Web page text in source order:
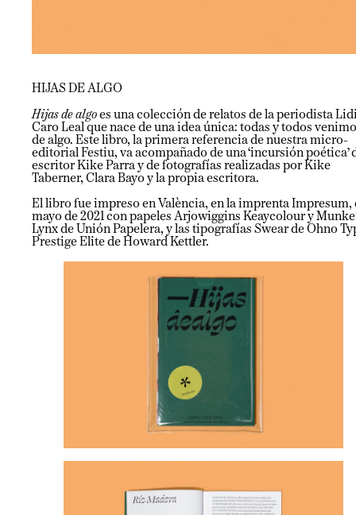
HIJAS DE ALGO
Hijas de algoes una colección de relatos de la periodista
Caro Leal que nace de una idea única: todas y todos
de algo. Este libro, la primera referencia de nuestra micro-
editorial Festiu, va acompañado de una ‘incursión poética’
escritor Kike Parra y de fotografías realizadas por Kike
Taberner, Clara Bayo y la propia escritora.
El libro fue impreso en València, en la imprenta Impresum,
mayo de 2021 con papeles Arjowiggins Keaycolour y
Lynx de Unión Papelera, y las tipografías Swear de Ohno
Prestige Elite de Howard Kettler.